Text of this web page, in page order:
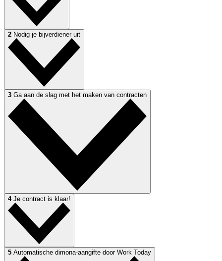
2 Nodig je bijverdiener uit
3 Ga aan de slag met het maken van contracten
4 Je contract is klaar!
5 Automatische dimona-aangifte door Work Today